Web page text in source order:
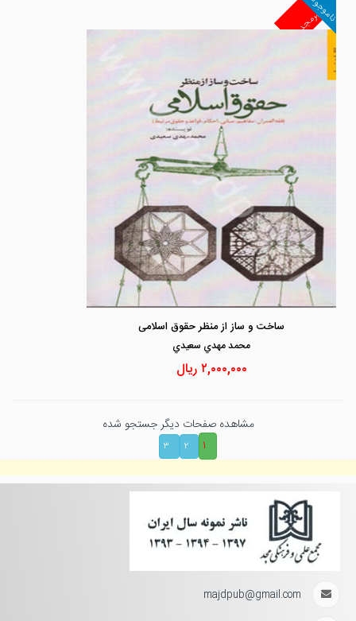
غیرمجد
ناموجود
ساخت و ساز از منظر حقوق اسلامی
محمد مهدي سعيدي
۲,۰۰۰,۰۰۰ریال
مشاهده صفحات دیگر جستجو شده
۱
۲ ۳
majdpub@gmail.com